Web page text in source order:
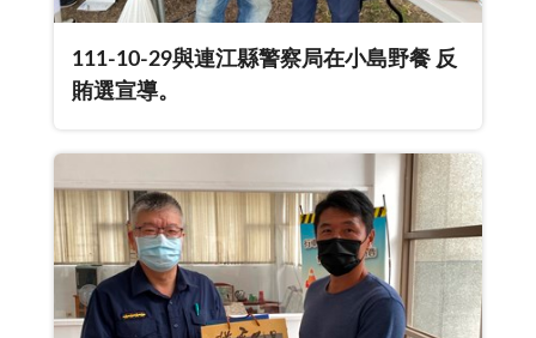
111-10-29與連江縣警察局在小島野餐 反
賄選宣導。